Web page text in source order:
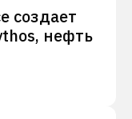
создает
нефть